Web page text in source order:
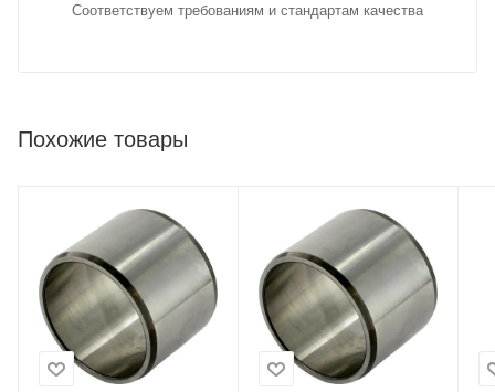
Соответствуем требованиям и стандартам качества
Похожие товары